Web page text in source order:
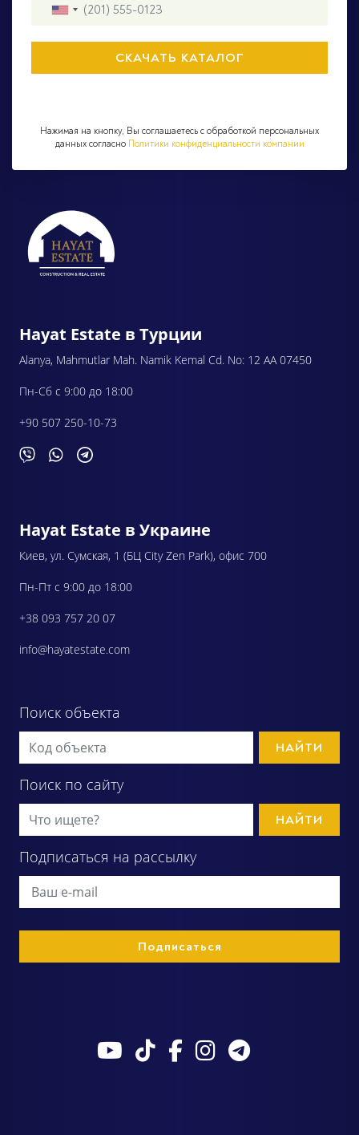
Нажимая на кнопку, Вы соглашаетесь с обработкой персональных
данных согласно Политики конфиденциальности компании
Hayat Estate в Турции
Alanya, Mahmutlar Mah. Namik Kemal Cd. No: 12 AA 07450
Пн-Сб с 9:00 до 18:00
+90 507 250-10-73
Hayat Estate в Украине
Киев, ул. Сумская, 1 (БЦ City Zen Park), офис 700
Пн-Пт с 9:00 до 18:00
+38 093 757 20 07
info@hayatestate.com
Поиск объекта
НАЙТИ
Поиск по сайту
НАЙТИ
Подписаться на рассылку